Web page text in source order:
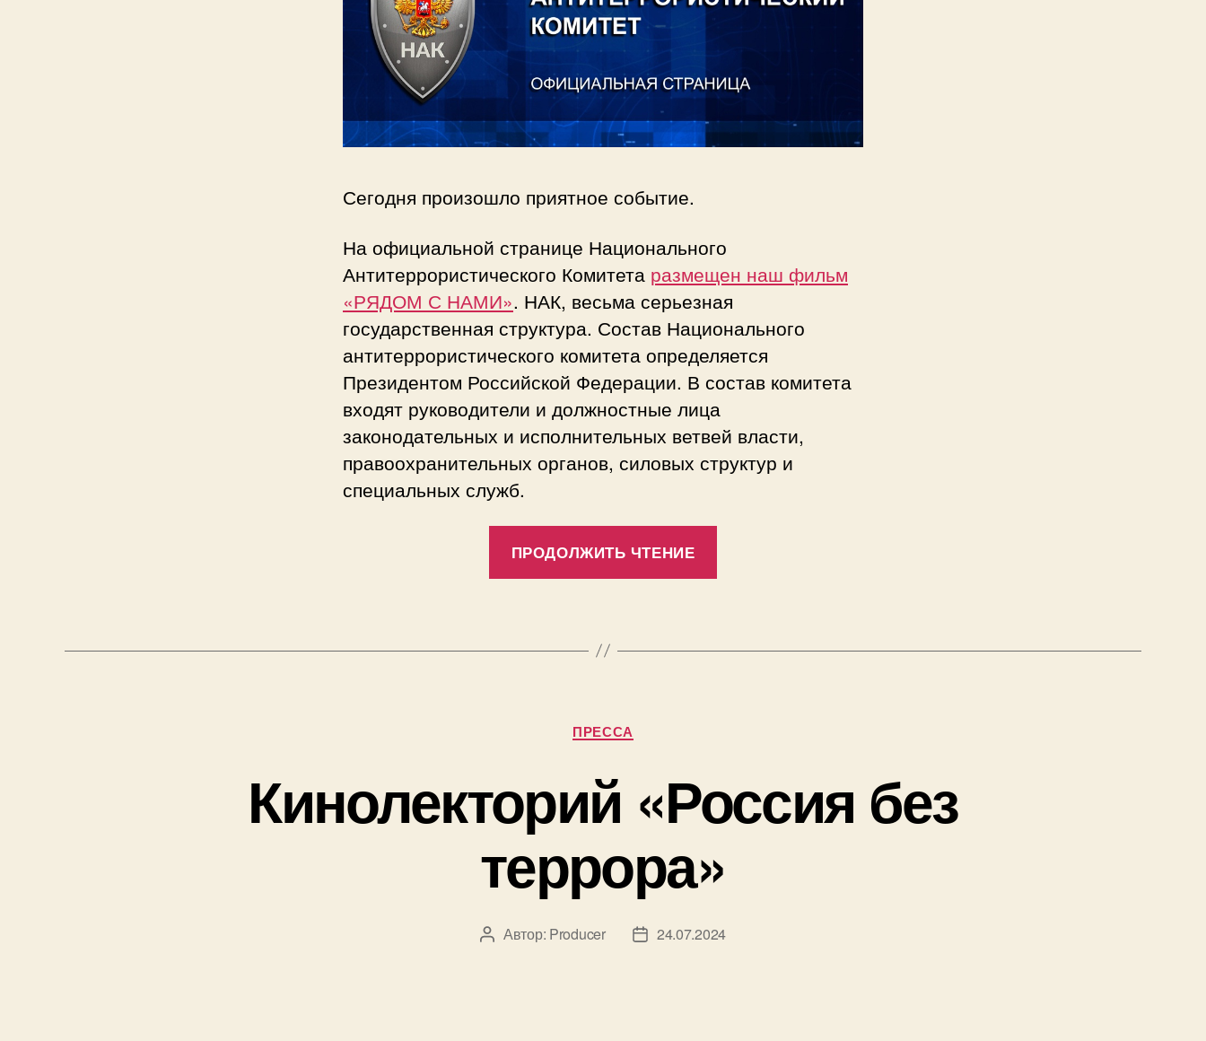
Сегодня произошло приятное событие.
На официальной странице Национального
Антитеррористического Комитета размещен наш фильм
«РЯДОМ С НАМИ». НАК, весьма серьезная
государственная структура. Состав Национального
антитеррористического комитета определяется
Президентом Российской Федерации. В состав комитета
входят руководители и должностные лица
законодательных и исполнительных ветвей власти,
правоохранительных органов, силовых структур и
специальных служб.
ПРОДОЛЖИТЬ ЧТЕНИЕ
Национального
Рубрики
ПРЕССА
Кинолекторий «Россия без
террора»
Автор
Автор: Producer
Дата24.07.2024